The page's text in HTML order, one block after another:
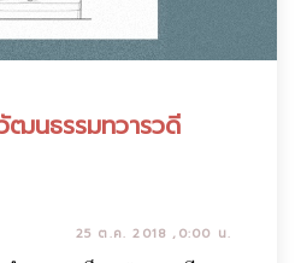
ฒนธรรมทวารวดี
25 ต.ค. 2018 ,0:00 น.